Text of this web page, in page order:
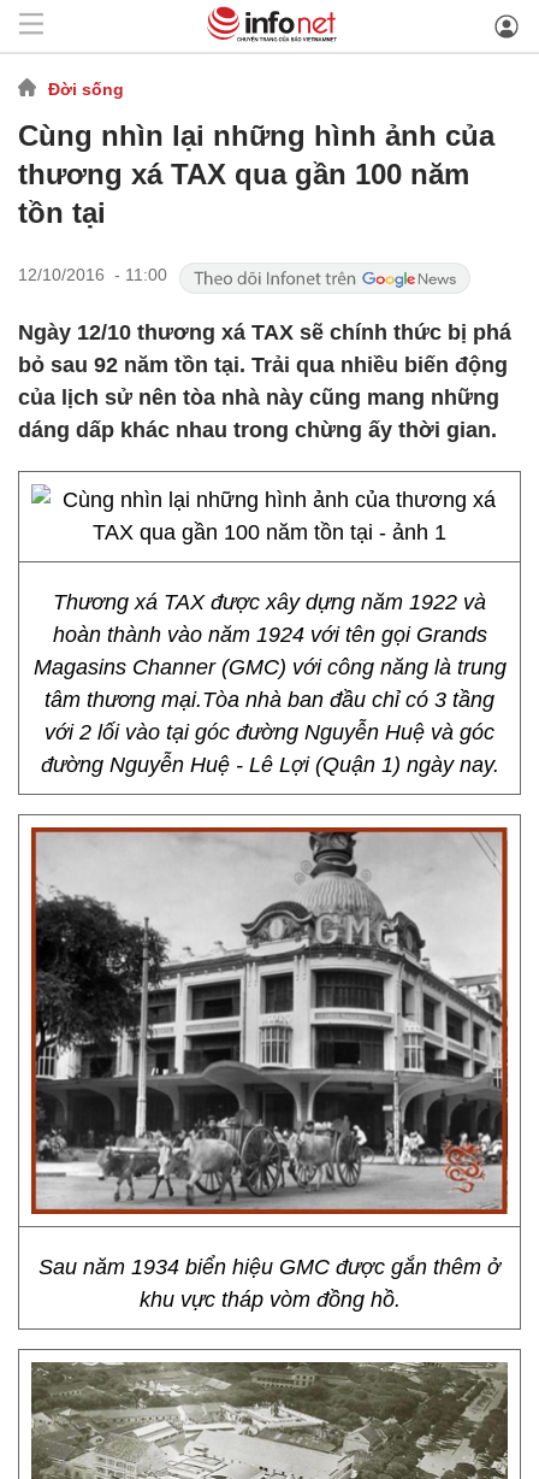
Đời sống
Cùng nhìn lại những hình ảnh của
thương xá TAX qua gần 100 năm
tồn tại
12/10/2016 - 11:00
Ngày 12/10 thương xá TAX sẽ chính thức bị phá
bỏ sau 92 năm tồn tại. Trải qua nhiều biến động
của lịch sử nên tòa nhà này cũng mang những
dáng dấp khác nhau trong chừng ấy thời gian.
Thương xá TAX được xây dựng năm 1922 và
hoàn thành vào năm 1924 với tên gọi Grands
Magasins Channer (GMC) với công năng là trung
tâm thương mại.Tòa nhà ban đầu chỉ có 3 tầng
với 2 lối vào tại góc đường Nguyễn Huệ và góc
đường Nguyễn Huệ - Lê Lợi (Quận 1) ngày nay.
Sau năm 1934 biển hiệu GMC được gắn thêm ở
khu vực tháp vòm đồng hồ.